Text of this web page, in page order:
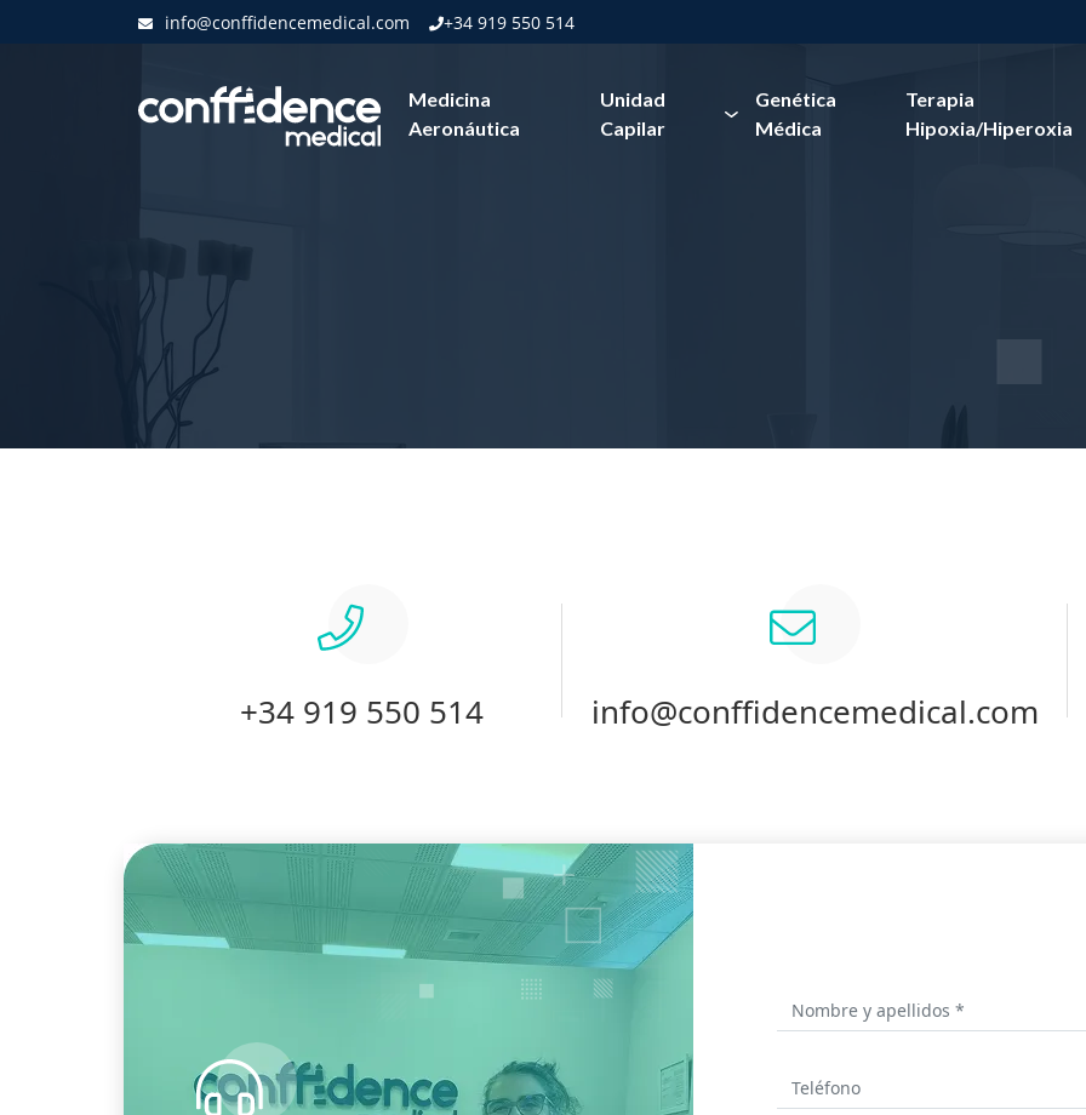
info@conffidencemedical.com +34 919 550 514
Medicina
Aeronáutica
Unidad
Capilar
Genética
Médica
Terapia
Hipoxia/Hiperoxia
Contacto
+34 919 550 514 info@conffidencemedical.com